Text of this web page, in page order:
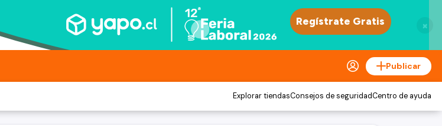
×
Publicar
Explorar tiendasConsejos de seguridadCentro de ayuda